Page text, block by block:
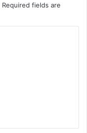
Required fields are